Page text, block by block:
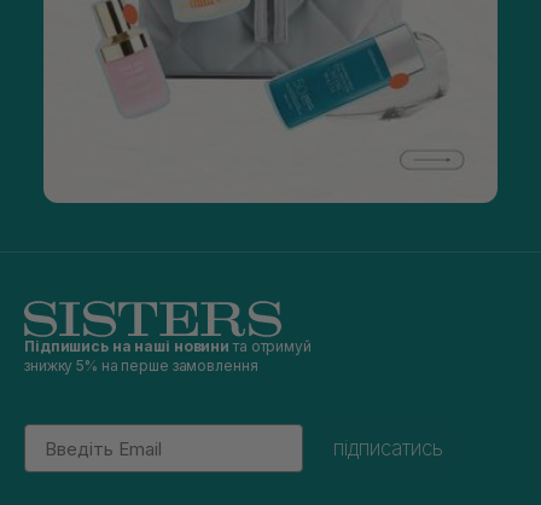
Підпишись на наші новини та отримуй
знижку 5% на перше замовлення
Email
підписатись